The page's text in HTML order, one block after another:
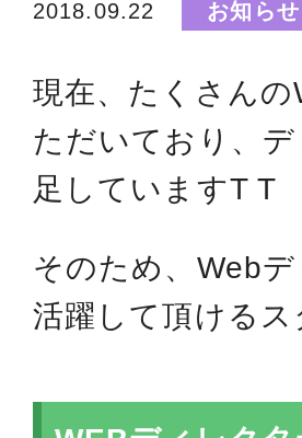
2018.09.22 お知らせ
現在、たくさん
ただいており、
足していますT T
そのため、Web
活躍して頂ける